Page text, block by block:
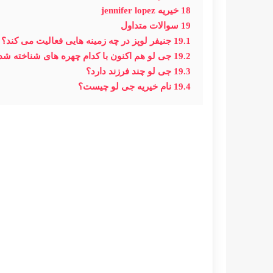
18 خیریه jennifer lopez
19 سوالات متداول
19.1 جنیفر لوپز در چه زمینه هایی فعالیت می کند؟
19.2 جی لو هم اکنون با کدام چهره های شناخته
19.3 جی لو چند فرزند دارد؟
19.4 نام خیریه جی لو چیست؟